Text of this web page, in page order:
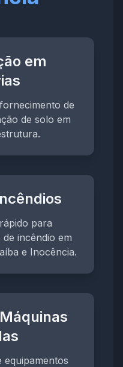
em
de
de solo em
para
incêndio em
e Inocência.
equipamentos